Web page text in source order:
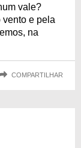
vale?
vento e pela
na
COMPARTILHAR